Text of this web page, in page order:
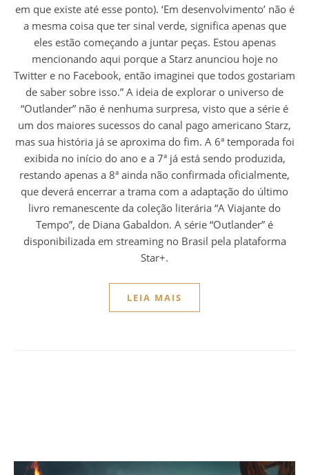
em que existe até esse ponto). ‘Em desenvolvimento’ não é
a mesma coisa que ter sinal verde, significa apenas que
eles estão começando a juntar peças. Estou apenas
mencionando aqui porque a Starz anunciou hoje no
Twitter e no Facebook, então imaginei que todos gostariam
de saber sobre isso.” A ideia de explorar o universo de
“Outlander” não é nenhuma surpresa, visto que a série é
um dos maiores sucessos do canal pago americano Starz,
mas sua história já se aproxima do fim. A 6ª temporada foi
exibida no início do ano e a 7ª já está sendo produzida,
restando apenas a 8ª ainda não confirmada oficialmente,
que deverá encerrar a trama com a adaptação do último
livro remanescente da coleção literária “A Viajante do
Tempo”, de Diana Gabaldon. A série “Outlander” é
disponibilizada em streaming no Brasil pela plataforma
Star+.
LEIA MAIS